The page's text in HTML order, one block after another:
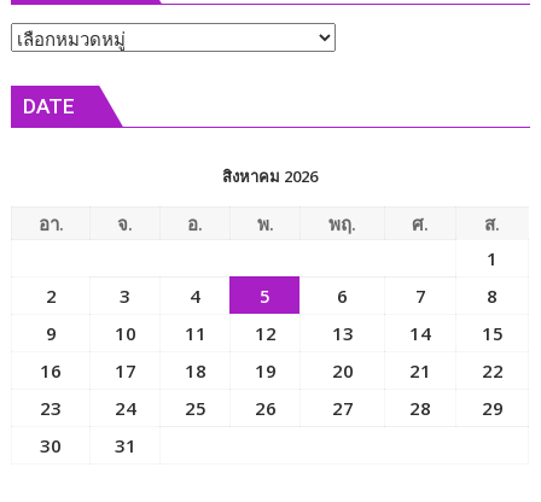
นายก
และ
วัน
หัวข้อ
DATE
สิงหาคม 2026
อา. จ. อ. พ. พฤ. ศ.
ส.
1
2
3 4 5 6 7
8
9
10 11 12 13 14
15
16
17 18 19 20 21
22
23
24 25 26 27 28
29
30
31